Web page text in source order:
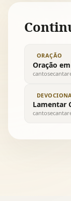
ORAÇÃO
Oração
Lamentar